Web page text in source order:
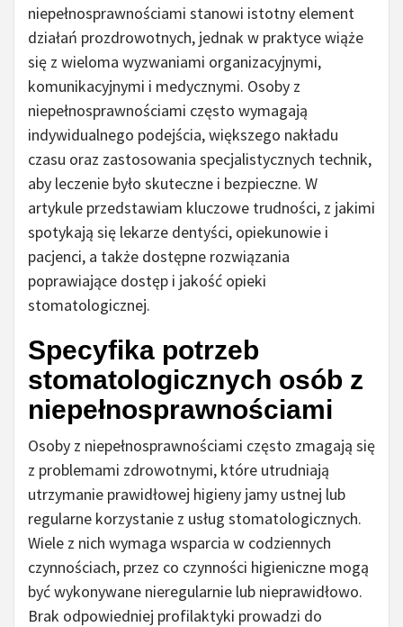
niepełnosprawnościami stanowi istotny element
działań prozdrowotnych, jednak w praktyce wiąże
się z wieloma wyzwaniami organizacyjnymi,
komunikacyjnymi i medycznymi. Osoby z
niepełnosprawnościami często wymagają
indywidualnego podejścia, większego nakładu
czasu oraz zastosowania specjalistycznych technik,
aby leczenie było skuteczne i bezpieczne. W
artykule przedstawiam kluczowe trudności, z jakimi
spotykają się lekarze dentyści, opiekunowie i
pacjenci, a także dostępne rozwiązania
poprawiające dostęp i jakość opieki
stomatologicznej.
Specyfika potrzeb
stomatologicznych osób z
niepełnosprawnościami
Osoby z niepełnosprawnościami często zmagają się
z problemami zdrowotnymi, które utrudniają
utrzymanie prawidłowej higieny jamy ustnej lub
regularne korzystanie z usług stomatologicznych.
Wiele z nich wymaga wsparcia w codziennych
czynnościach, przez co czynności higieniczne mogą
być wykonywane nieregularnie lub nieprawidłowo.
Brak odpowiedniej profilaktyki prowadzi do